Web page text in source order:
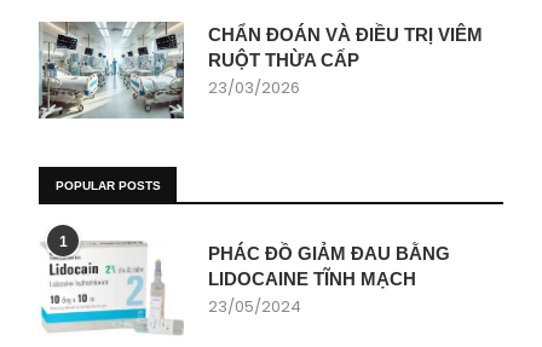
CHẨN ĐOÁN VÀ ĐIỀU TRỊ VIÊM
RUỘT THỪA CẤP
23/03/2026
POPULAR POSTS
1
PHÁC ĐỒ GIẢM ĐAU BẰNG
LIDOCAINE TĨNH MẠCH
23/05/2024